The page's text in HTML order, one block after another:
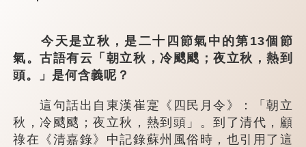
今天是立秋，是二十四節氣中的第13個節
氣。古語有云「朝立秋，冷颼颼；夜立秋，熱到
頭。」是何含義呢？
這句話出自東漢崔寔《四民月令》：「朝立
秋，冷颼颼；夜立秋，熱到頭」。到了清代，顧
祿在《清嘉錄》中記錄蘇州風俗時，也引用了這